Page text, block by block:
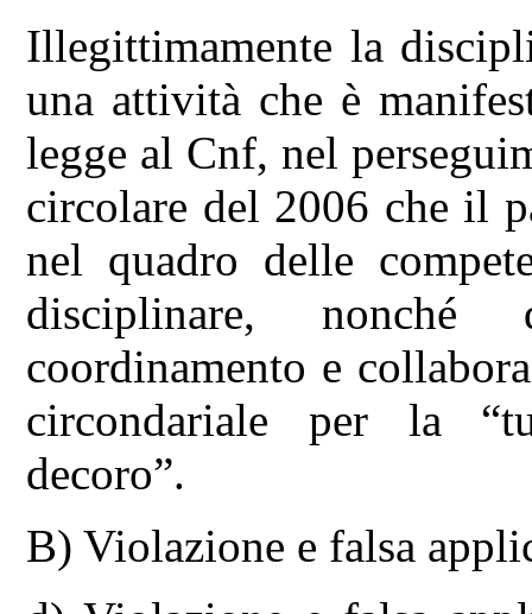
Illegittimamente la
una attività che è
legge al Cnf, nel
circolare del 2006 che il
nel quadro delle
disciplinare,
coordinamento e
circondariale per la
decoro”.
B) Violazione e falsa